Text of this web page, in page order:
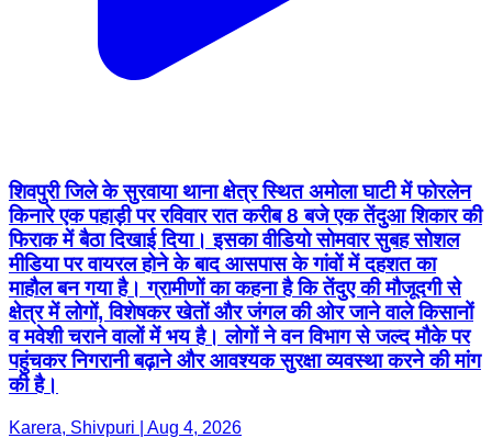
शिवपुरी जिले के सुरवाया थाना क्षेत्र स्थित अमोला घाटी में फोरलेन
किनारे एक पहाड़ी पर रविवार रात करीब 8 बजे एक तेंदुआ शिकार की
फिराक में बैठा दिखाई दिया। इसका वीडियो सोमवार सुबह सोशल
मीडिया पर वायरल होने के बाद आसपास के गांवों में दहशत का
माहौल बन गया है। ग्रामीणों का कहना है कि तेंदुए की मौजूदगी से
क्षेत्र में लोगों, विशेषकर खेतों और जंगल की ओर जाने वाले किसानों
व मवेशी चराने वालों में भय है। लोगों ने वन विभाग से जल्द मौके पर
पहुंचकर निगरानी बढ़ाने और आवश्यक सुरक्षा व्यवस्था करने की मांग
की है।
Karera, Shivpuri | Aug 4, 2026